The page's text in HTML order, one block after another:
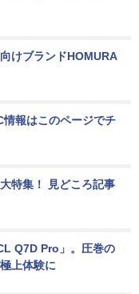
けブランドHOMURA
報はこのページでチ
特集！ 見どころ記事
Q7D Pro」。圧巻の
上体験に